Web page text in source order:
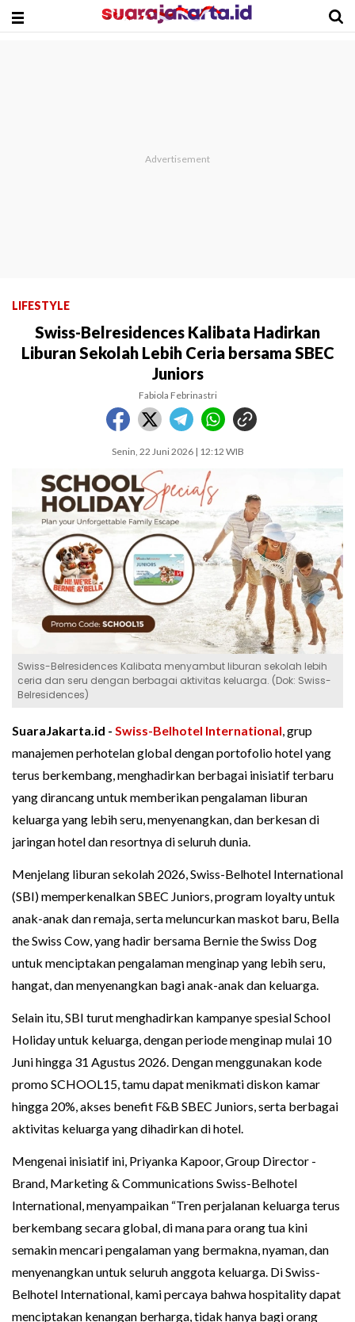
LIFESTYLE
Swiss-Belresidences Kalibata Hadirkan
Liburan Sekolah Lebih Ceria bersama SBEC
Juniors
Fabiola Febrinastri
Senin, 22 Juni 2026 | 12:12 WIB
Swiss-Belresidences Kalibata menyambut liburan sekolah lebih
ceria dan seru dengan berbagai aktivitas keluarga. (Dok: Swiss-
Belresidences)
SuaraJakarta.id - Swiss-Belhotel International, grup
manajemen perhotelan global dengan portofolio hotel yang
terus berkembang, menghadirkan berbagai inisiatif terbaru
yang dirancang untuk memberikan pengalaman liburan
keluarga yang lebih seru, menyenangkan, dan berkesan di
jaringan hotel dan resortnya di seluruh dunia.
Menjelang liburan sekolah 2026, Swiss-Belhotel International
(SBI) memperkenalkan SBEC Juniors, program loyalty untuk
anak-anak dan remaja, serta meluncurkan maskot baru, Bella
the Swiss Cow, yang hadir bersama Bernie the Swiss Dog
untuk menciptakan pengalaman menginap yang lebih seru,
hangat, dan menyenangkan bagi anak-anak dan keluarga.
Selain itu, SBI turut menghadirkan kampanye spesial School
Holiday untuk keluarga, dengan periode menginap mulai 10
Juni hingga 31 Agustus 2026. Dengan menggunakan kode
promo SCHOOL15, tamu dapat menikmati diskon kamar
hingga 20%, akses benefit F&B SBEC Juniors, serta berbagai
aktivitas keluarga yang dihadirkan di hotel.
Mengenai inisiatif ini, Priyanka Kapoor, Group Director -
Brand, Marketing & Communications Swiss-Belhotel
International, menyampaikan “Tren perjalanan keluarga terus
berkembang secara global, di mana para orang tua kini
semakin mencari pengalaman yang bermakna, nyaman, dan
menyenangkan untuk seluruh anggota keluarga. Di Swiss-
Belhotel International, kami percaya bahwa hospitality dapat
menciptakan kenangan berharga, tidak hanya bagi orang